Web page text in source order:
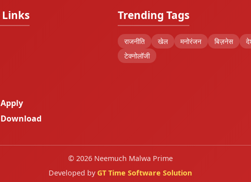
Trending Tags
राजनीति खेल मनोरंजन बिज़नेस
टेक्नोलॉजी
© 2026 Neemuch Malwa Prime
Developed byGT Time Software Solution